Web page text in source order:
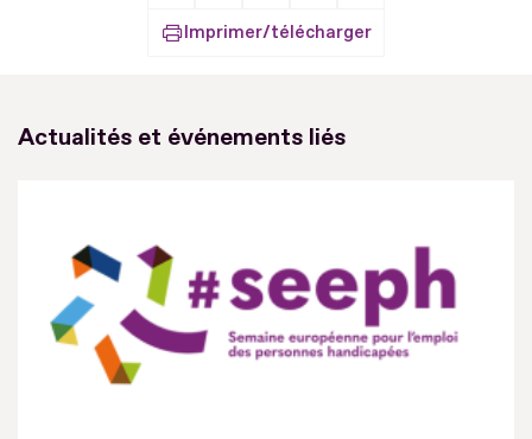
Imprimer/télécharger
Actualités et événements liés